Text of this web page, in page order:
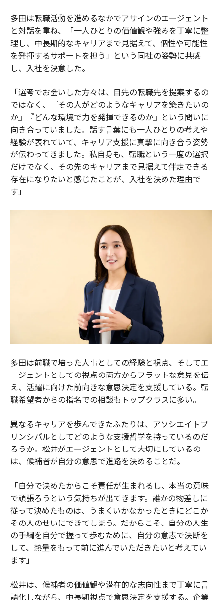
多田は転職活動を進めるなかでアサインのエージェント
と対話を重ね、「一人ひとりの価値観や強みを丁寧に整
理し、中長期的なキャリアまで見据えて、個性や可能性
を発揮するサポートを担う」という同社の姿勢に共感
し、入社を決意した。
「選考でお会いした方々は、目先の転職先を提案するの
ではなく、『その人がどのようなキャリアを築きたいの
か』『どんな環境で力を発揮できるのか』という問いに
向き合っていました。話す言葉にも一人ひとりの考えや
経験が表れていて、キャリア支援に真摯に向き合う姿勢
が伝わってきました。私自身も、転職という一度の選択
だけでなく、その先のキャリアまで見据えて伴走できる
存在になりたいと感じたことが、入社を決めた理由で
す」
多田は前職で培った人事としての経験と視点、そしてエ
ージェントとしての視点の両方からフラットな意見を伝
え、活躍に向けた前向きな意思決定を支援している。転
職希望者からの指名での相談もトップクラスに多い。
異なるキャリアを歩んできたふたりは、アソシエイトプ
リンシパルとしてどのような支援哲学を持っているのだ
ろうか。松井がエージェントとして大切にしているの
は、候補者が自分の意思で進路を決めることだ。
「自分で決めたからこそ責任が生まれるし、本当の意味
で頑張ろうという気持ちが出てきます。誰かの物差しに
従って決めたものは、うまくいかなかったときにどこか
その人のせいにできてしまう。だからこそ、自分の人生
の手綱を自分で握って歩むために、自分の意志で決断を
して、熱量をもって前に進んでいただきたいと考えてい
ます」
松井は、候補者の価値観や潜在的な志向性まで丁寧に言
語化しながら、中長期視点で意思決定を支援する。企業